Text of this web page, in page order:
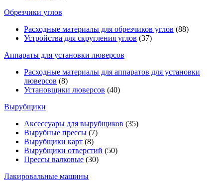
Обрезчики углов
Расходные материалы для обрезчиков углов (88)
Устройства для скругления углов (37)
Аппараты для установки люверсов
Расходные материалы для аппаратов для установки
люверсов (8)
Установщики люверсов (40)
Вырубщики
Аксессуары для вырубщиков (35)
Вырубные прессы (7)
Вырубщики карт (8)
Вырубщики отверстий (50)
Прессы валковые (30)
Лакировальные машины